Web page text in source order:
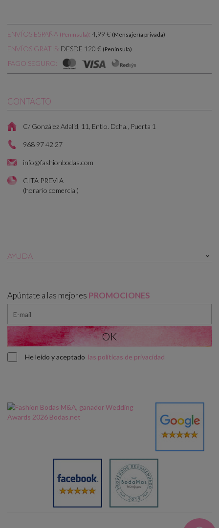
ENVÍOS ESPAÑA (Península): 4,99 € (Mensajería privada)
ENVÍOS GRATIS: DESDE 120 € (Península)
PAGO SEGURO:
CONTACTO
C/ González Adalid, 11, Entlo. Dcha., Puerta 1
968 97 42 27
info@fashionbodas.com
CITA PREVIA
(horario comercial)
AYUDA 
Apúntate a las mejores PROMOCIONES
He leído y aceptado las políticas de privacidad